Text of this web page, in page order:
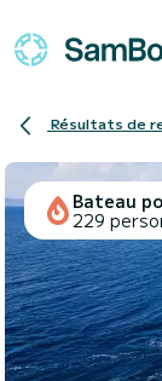
Résultats de
Bateau
229